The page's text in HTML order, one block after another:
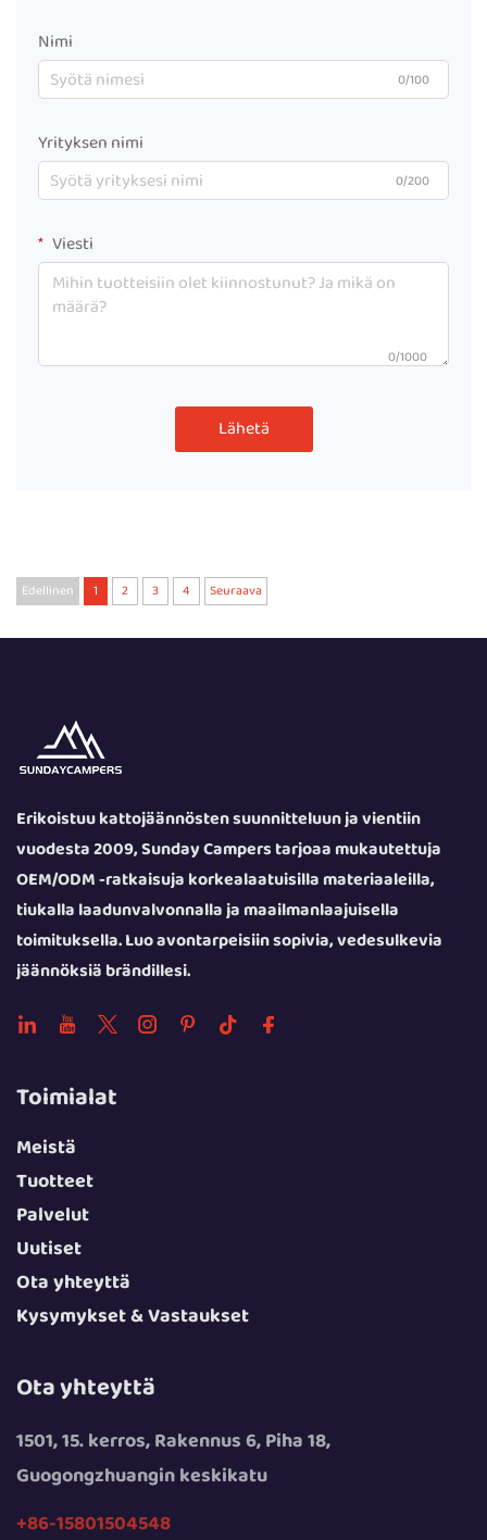
Nimi
0/100
Yrityksen nimi
0/200
Viesti
0/1000
Lähetä
Edellinen 1 2 3 4 Seuraava
Erikoistuu kattojäännösten suunnitteluun ja vientiin
vuodesta 2009, Sunday Campers tarjoaa mukautettuja
OEM/ODM -ratkaisuja korkealaatuisilla materiaaleilla,
tiukalla laadunvalvonnalla ja maailmanlaajuisella
toimituksella. Luo avontarpeisiin sopivia, vedesulkevia
jäännöksiä brändillesi.
Toimialat
Meistä
Tuotteet
Palvelut
Uutiset
Ota yhteyttä
Kysymykset & Vastaukset
Ota yhteyttä
1501, 15. kerros, Rakennus 6, Piha 18,
Guogongzhuangin keskikatu
+86-15801504548